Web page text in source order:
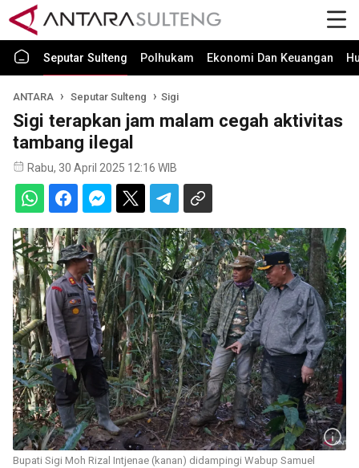
Seputar Sulteng Polhukam Ekonomi Dan Keuangan
ANTARA Seputar Sulteng Sigi
Sigi terapkan jam malam cegah aktivitas
tambang ilegal
Rabu, 30 April 2025 12:16 WIB
Bupati Sigi Moh Rizal Intjenae (kanan) didampingi Wabup Samuel